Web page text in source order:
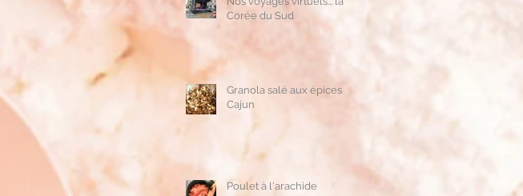
Corée du Sud
Granola salé aux épices
Cajun
Poulet à l'arachide